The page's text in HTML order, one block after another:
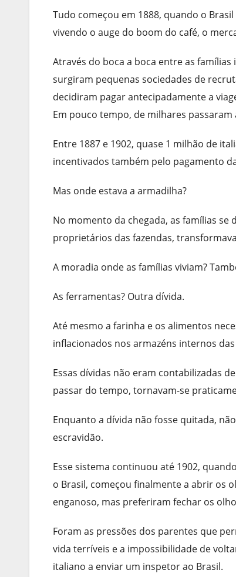
Tudo começou em 1888, quando o
vivendo o auge do boom do café, o
Através do boca a boca entre as
surgiram pequenas sociedades de
decidiram pagar antecipadamente a
Em pouco tempo, de milhares passaram
Entre 1887 e 1902, quase 1 milhão de
incentivados também pelo pagamento
Mas onde estava a armadilha?
No momento da chegada, as famílias
proprietários das fazendas,
A moradia onde as famílias viviam?
As ferramentas? Outra dívida.
Até mesmo a farinha e os alimentos
inflacionados nos armazéns internos
Essas dívidas não eram contabilizadas
passar do tempo, tornavam-se
Enquanto a dívida não fosse quitada,
escravidão.
Esse sistema continuou até 1902,
o Brasil, começou finalmente a abrir os
enganoso, mas preferiram fechar os
Foram as pressões dos parentes que
vida terríveis e a impossibilidade de
italiano a enviar um inspetor ao Brasil.